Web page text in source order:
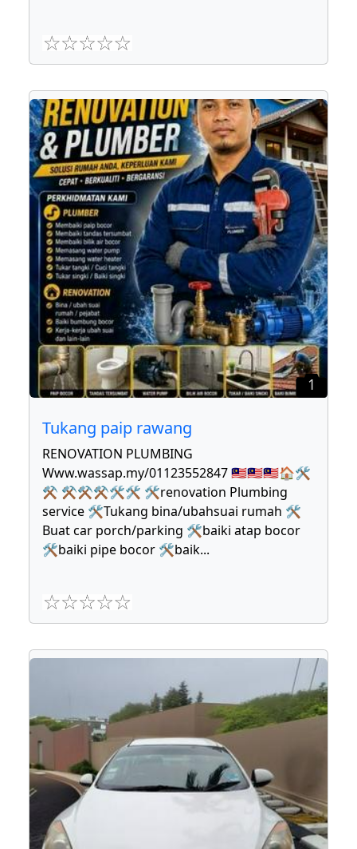
1
Tukang paip rawang
RENOVATION PLUMBING
Www.wassap.my/01123552847 🇲🇾🇲🇾🇲🇾🏠🛠
⚒ ⚒⚒⚒🛠🛠 🛠renovation Plumbing
service 🛠Tukang bina/ubahsuai rumah 🛠
Buat car porch/parking 🛠baiki atap bocor
🛠baiki pipe bocor 🛠baik...